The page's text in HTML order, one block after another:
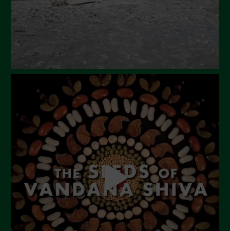
December 2023
November 2023
July 2023
June 2023
May 2023
April 2023
March 2023
February 2023
December 2022
November 2022